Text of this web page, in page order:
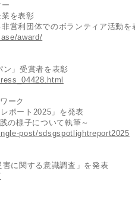
業を表彰
営利団体でのボランティア活動を
award/
ン」受賞者を表彰
ーク
ポート2025」を発表
の様子について執筆～
post/sdsgspotlightreport2025
に関する意識調査」を発表